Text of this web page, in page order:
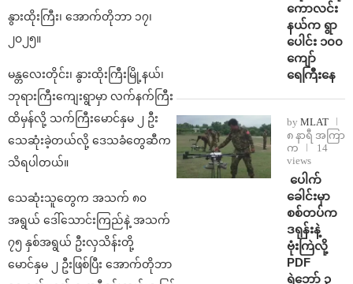
နွားထိုးကြီး၊ အောက်တိုဘာ ၁၇၊
၂၀၂၅။
မန္တလေးတိုင်း၊ နွားထိုးကြီးမြို့နယ်၊
ဘုရားကြီးကျေးရွာမှာ လက်နက်ကြီး
ထိမှန်လို့ သက်ကြီးမောင်နှမ ၂ ဦး
သေဆုံးခဲ့တယ်လို့ ဒေသခံတွေဆီက
သိရပါတယ်။
သေဆုံးသူတွေက အသက် ၈၀
အရွယ် ဒေါ်သောင်းကြည်နဲ့ အသက်
၇၅ နှစ်အရွယ် ဦးလှသိန်းတို့
မောင်နှမ ၂ ဦးဖြစ်ပြီး အောက်တိုဘာ
ကောလင်း
နယ်က ရွာ
ပေါင်း ၁၀၀
ကျော်
ရေကြီးနေ
by MLAT
၈ နာရီ အကြာ
က
14
views
⁩ ⁨ပေါက်
ခေါင်းမှာ
စစ်တပ်က
ဒရုန်းနဲ့
ဗုံးကြဲလို့
PDF
ရဲဘော် ၃